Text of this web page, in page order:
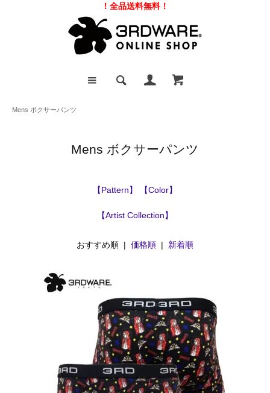
！全品送料無料！
Mens ボクサーパンツ
Mens ボクサーパンツ
【Pattern】 【Color】
【Artist Collection】
おすすめ順 | 価格順 | 新着順